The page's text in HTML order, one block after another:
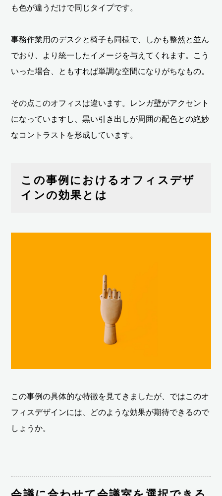
も色が違うだけで同じタイプです。
事務作業用のデスクと椅子も同様で、しかも整然と並ん
でおり、より統一したイメージを与えてくれます。こう
いった場合、ともすれば単調な空間になりがちなもの。
その点このオフィスは違います。レンガ壁がアクセント
になっていますし、黒い引き出しが周囲の配色との絶妙
なコントラストを形成しています。
この事例におけるオフィスデザ
インの効果とは
この事例の具体的な特徴を見てきましたが、ではこのオ
フィスデザインには、どのような効果が期待できるので
しょうか。